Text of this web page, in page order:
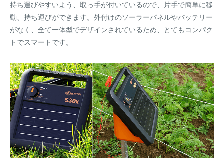
持ち運びやすいよう、取っ手が付いているので、片手で簡単に移
動、持ち運びができます。外付けのソーラーパネルやバッテリー
がなく、全て一体型でデザインされているため、とてもコンパク
トでスマートです。